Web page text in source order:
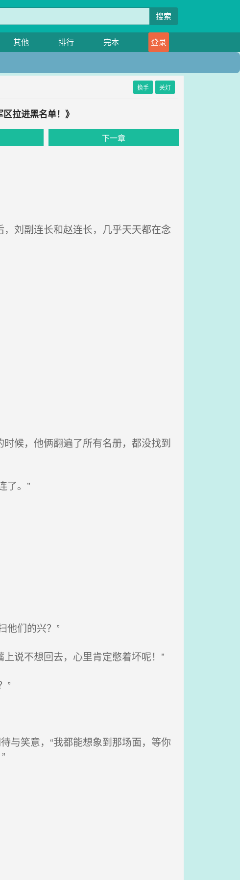
搜索
其他 排行 完本
登录
换手 关灯
拉进黑名单！》
下一章
刘副连长和赵连长，几乎天天都在念
候，他俩翻遍了所有名册，都没找到
了。”
他们的兴？”
说不想回去，心里肯定憋着坏呢！”
”
与笑意，“我都能想象到那场面，等你